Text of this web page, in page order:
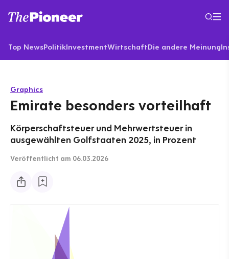
Top NewsPolitikInvestmentWirtschaftDie andere Meinung
Graphics
Emirate besonders vorteilhaft
Körperschaftsteuer und Mehrwertsteuer in
ausgewählten Golfstaaten 2025, in Prozent
Veröffentlicht am 06.03.2026